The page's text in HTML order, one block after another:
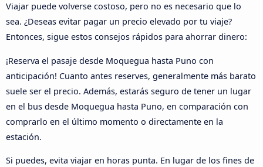
Viajar puede volverse costoso, pero no es necesario que lo
sea. ¿Deseas evitar pagar un precio elevado por tu viaje?
Entonces, sigue estos consejos rápidos para ahorrar dinero:
¡Reserva el pasaje desde Moquegua hasta Puno con
anticipación! Cuanto antes reserves, generalmente más barato
suele ser el precio. Además, estarás seguro de tener un lugar
en el bus desde Moquegua hasta Puno, en comparación con
comprarlo en el último momento o directamente en la
estación.
Si puedes, evita viajar en horas punta. En lugar de los fines de